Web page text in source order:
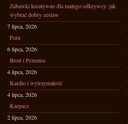
Zabawki kreatywne dla małego odkrywcy: jak
wybrać dobry zestaw
7 lipca, 2026
Peru
6 lipca, 2026
Broń i Przemoc
4 lipca, 2026
Kardio i wytrzymałość
4 lipca, 2026
Karpacz
2 lipca, 2026